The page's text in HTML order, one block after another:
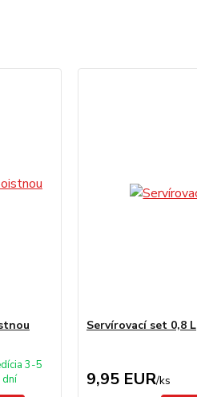
3-5
dní
Servírovací set 0,8 L
9,95 EUR/ks